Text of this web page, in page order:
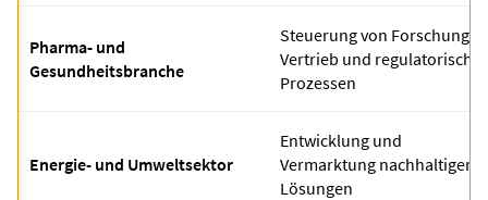
Pharma- und
Gesundheitsbranche
Steuerung von Forschung,
Vertrieb und
Prozessen
Energie- und Umweltsektor
Entwicklung und
Vermarktung nachhaltiger
Lösungen